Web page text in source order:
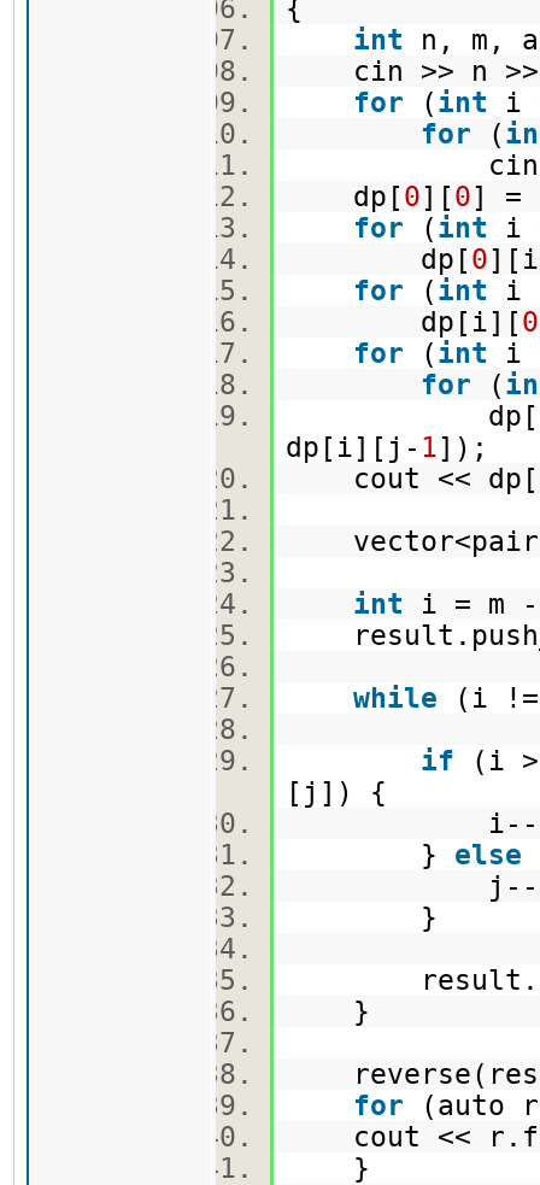
{
int n, m,
cin >> n
for (int i
for (
cin
dp[0][0] =
for (int i
dp[0
for (int i
dp[i][0
for (int i
for (
dp[i][j] =
dp[i][j- 1]);
cout <<
int i = m
while (i
if (i
[j]) {
i--
} else
j--
}
}
for
cout <<
}